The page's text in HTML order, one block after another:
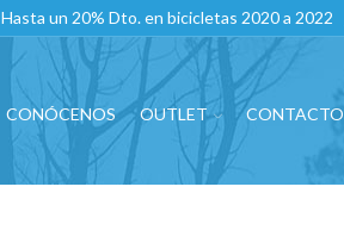
Hasta un 20% Dto. en bicicletas 2020 a 2022
CONÓCENOS OUTLET CONTACTO